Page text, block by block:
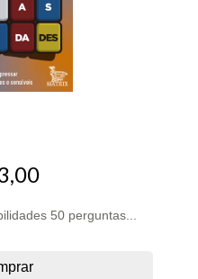
50 perguntas...